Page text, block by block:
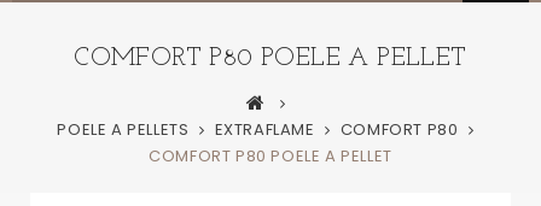
COMFORT P80 POELE A PELLET
POELE A PELLETS EXTRAFLAME
COMFORT P80
COMFORT P80 POELE A PELLET